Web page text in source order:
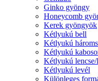
Ginko gyöngy
Honeycomb
Kerek gyöngyök
Kétlyukú bell
Kétlyukú
Kétlyukú
Kétlyukú
Kétlyukú levél
Különleges